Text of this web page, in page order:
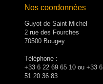
Nos coordonnées
Guyot de Saint Michel
2 rue des Fourches
70500 Bougey
Téléphone :
+33 6 22 69 65 10 ou +33 6
51 20 36 83